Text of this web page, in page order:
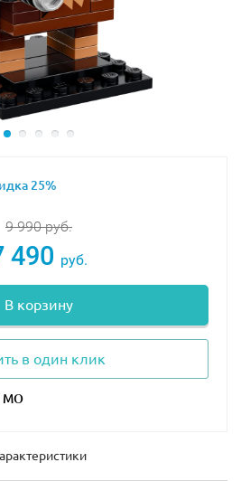
а площадь подставок — 4 см.
9 990руб.
490 руб.
В корзину
в один клик
25%